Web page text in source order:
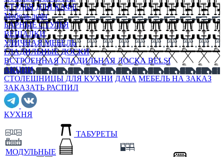
СТУЛЬЯ ДЛЯ КАФЕ
Мебель лофт
БАРНЫЕ СТУЛЬЯ
ВЕШАЛКИ
УЛИЧНАЯ МЕБЕЛЬ
ГЛАДИЛЬНЫЕ ДОСКИ
ВСТРОЕННАЯ ГЛАДИЛЬНАЯ ДОСКА BELSI
АКЦИИ
СТОЛЕШНИЦЫ ДЛЯ КУХНИ ДАЧА МЕБЕЛЬ НА ЗАКАЗ
ЗАКАЗАТЬ РАСПИЛ
КУХНЯ
МОДУЛЬНЫЕ
ТАБУРЕТЫ